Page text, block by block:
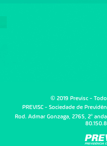
© 2019 Previsc -
PREVISC - Sociedade de
Rod. Admar Gonzaga, 2765, 2º